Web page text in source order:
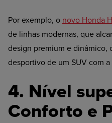
Por exemplo, o novo Honda
de linhas modernas, que
design premium e dinâmico,
desportivo de um SUV com
4. Nível
Conforto e